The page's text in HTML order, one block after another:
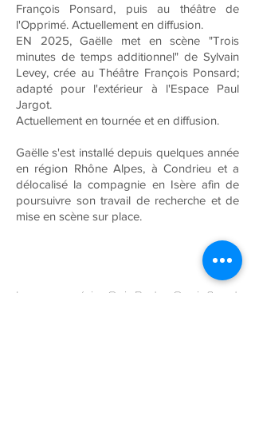
François Ponsard, puis au théâtre de
l'Opprimé. Actuellement en diffusion.
EN 2025, Gaëlle met en scène "Trois
minutes de temps additionnel" de Sylvain
Levey, crée au Théâtre François Ponsard;
adapté pour l'extérieur à l'Espace Paul
Jargot.
Actuellement en tournée et en diffusion.
Gaëlle s'est installé depuis quelques année
en région Rhône Alpes, à Condrieu et a
délocalisé la compagnie en Isère afin de
poursuivre son travail de recherche et de
mise en scène sur place.
La compagnie Qui Porte Quoi ? est